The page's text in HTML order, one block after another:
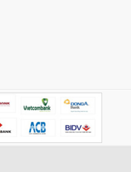
Hub USB Type-C 6 in 1 HDMI
4K@60Hz, Hub USB 3.0, Lan,
PD 100W Ugreen 45000 cao cấp